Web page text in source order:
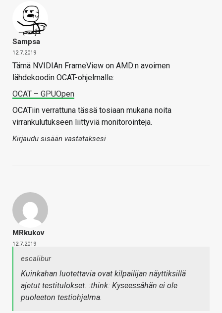
Sampsa
12.7.2019
Tämä NVIDIAn FrameView on AMD:n avoimen
lähdekoodin OCAT-ohjelmalle:
OCAT – GPUOpen
OCATiin verrattuna tässä tosiaan mukana noita
virrankulutukseen liittyviä monitorointeja.
Kirjaudu sisään vastataksesi
MRkukov
12.7.2019
escalibur
Kuinkahan luotettavia ovat kilpailijan näyttiksillä
ajetut testitulokset. :think: Kyseessähän ei ole
puoleeton testiohjelma.